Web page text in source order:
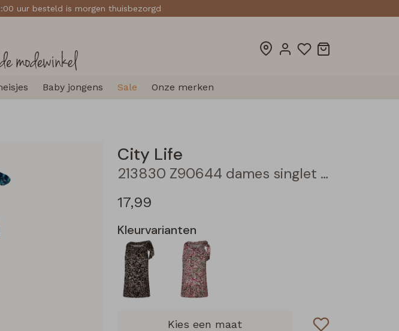
uur besteld is morgen thuisbezorgd
Baby jongens Sale Onze merken
City Life
213830 Z90644 dames singlet Marine
17,99
Kleurvarianten
Kies een maat